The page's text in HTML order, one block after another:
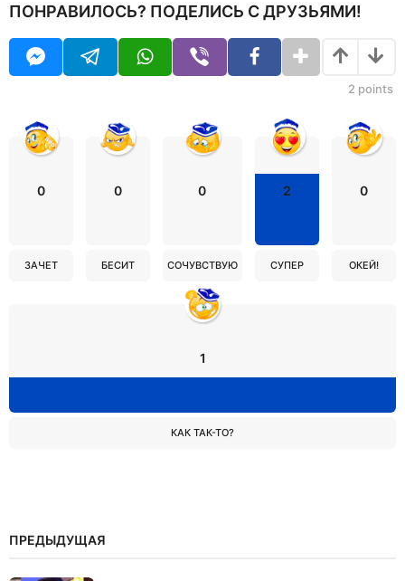
ПОНРАВИЛОСЬ? ПОДЕЛИСЬ С ДРУЗЬЯМИ!
2 points
0
ЗАЧЕТ
0
БЕСИТ
0
СОЧУВСТВУЮ
2
СУПЕР
0
ОКЕЙ!
1
КАК ТАК-ТО?
ПРЕДЫДУЩАЯ